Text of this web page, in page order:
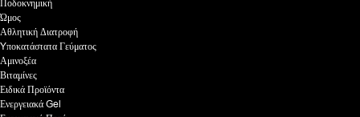
Ποδοκνημική
Ώμος
Αθλητική Διατροφή
Yποκατάστατα Γεύματος
Αμινοξέα
Βιταμίνες
Ειδικά Προϊόντα
Ενεργειακά Gel